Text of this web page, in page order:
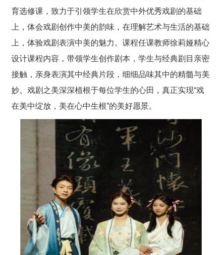
育选修课，致力于引领学生在欣赏中外优秀戏剧 的基础
上，体会戏剧创作中美的韵味， 在理解艺术与生活的基础
上， 体验戏剧表演中美的魅力。 课程任课教师徐莉娅精心
设计课程内容， 带领学生创作剧本，学生与经典剧目亲密
接触 ， 亲身表演其中经典片段， 细细品味其中的精髓与美
妙。 戏剧之美深深植根于每位学生的心田，真正实现“戏
在美中绽放，美在心中生根”的美好愿景。